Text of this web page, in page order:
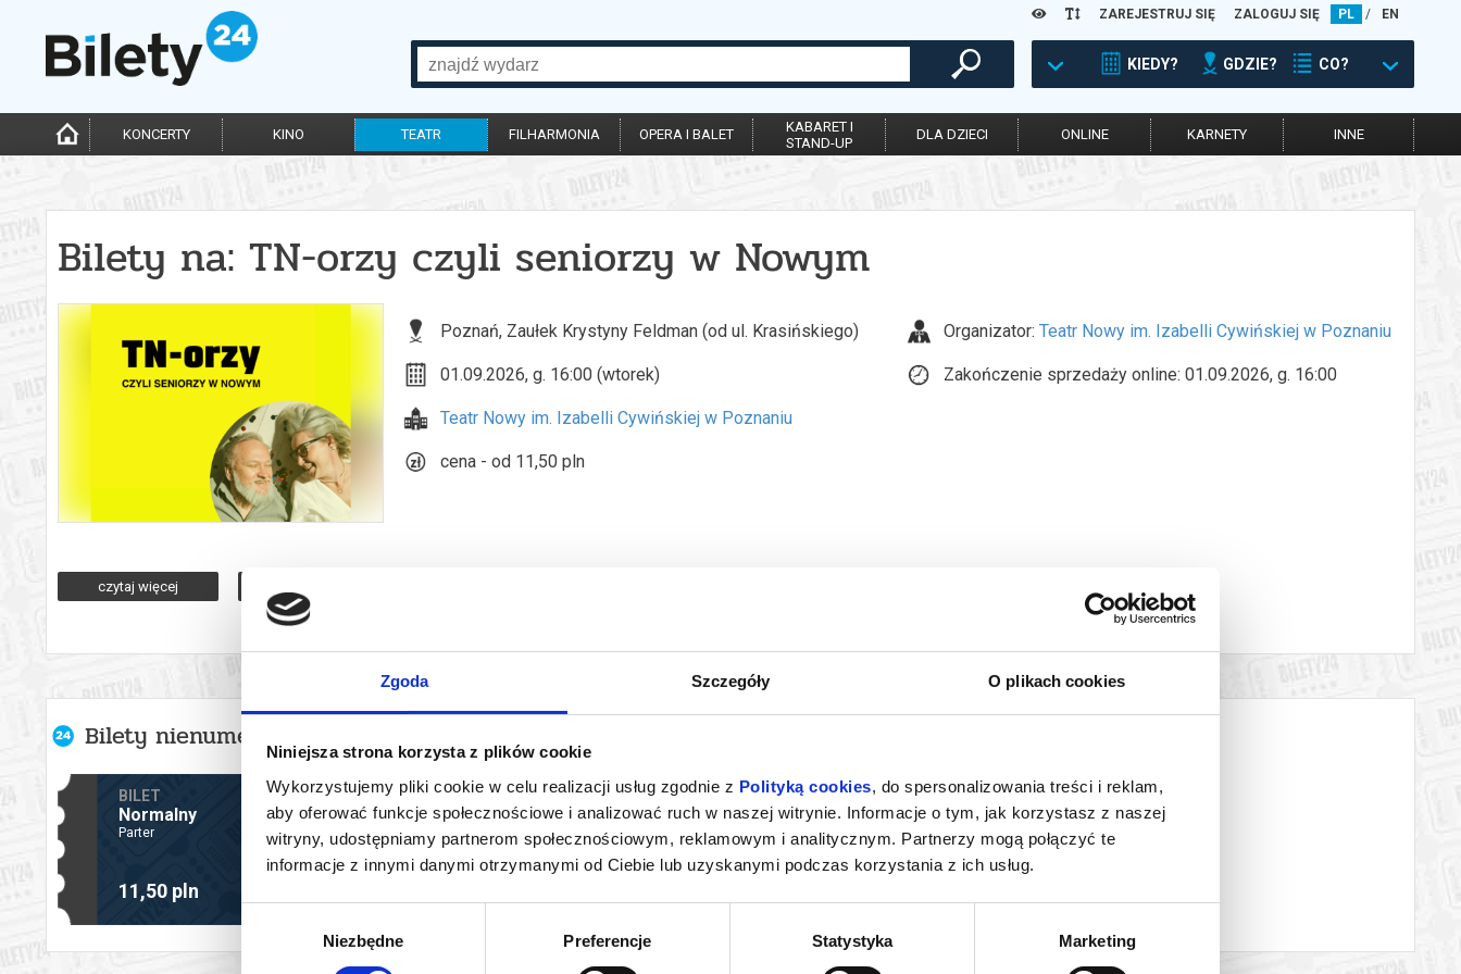
Zgoda Szczegóły O plikach cookies
Niniejsza strona korzysta z plików cookie
Wykorzystujemy pliki cookie w celu realizacji usług zgodnie z Polityką cookies, do spersonalizowania treści i reklam,
aby oferować funkcje społecznościowe i analizować ruch w naszej witrynie. Informacje o tym, jak korzystasz z naszej
witryny, udostępniamy partnerom społecznościowym, reklamowym i analitycznym. Partnerzy mogą połączyć te
informacje z innymi danymi otrzymanymi od Ciebie lub uzyskanymi podczas korzystania z ich usług.
Niezbędne Preferencje Statystyka Marketing
ZAREJESTRUJ SIĘ ZALOGUJ SIĘ PL / EN
KIEDY? GDZIE? CO?
KONCERTY KINO TEATR FILHARMONIA OPERA I BALET
KABARET I
STAND-UP
DLA DZIECI ONLINE KARNETY INNE
Bilety na: TN-orzy czyli seniorzy w Nowym
Poznań, Zaułek Krystyny Feldman (od ul. Krasińskiego)
01.09.2026, g. 16:00 (wtorek)
Teatr Nowy im. Izabelli Cywińskiej w Poznaniu
cena - od 11,50 pln
Organizator: Teatr Nowy im. Izabelli Cywińskiej w Poznaniu
Zakończenie sprzedaży online: 01.09.2026, g. 16:00
dyskusję uczestników. Ich tematyka ma koncentrować się na rzeczach niezbędnych w teatrze oraz na analizie obecności i ról kluczowych przedmiotów pojawiających się w wybranych tekstach
kultury. Zajęcia poprowadzi Michał Pabian – dramaturg, scenarzysta i kurator literacki.
Bezpieczne zakupy w Bilety24. W przypadku odwołania wydarzenia, gwarantujemy automatyczny zwrot środków potwierdzony komunikatem wysyłanym na adres e-mail, podany podczas zakupu.
czytaj więcej
Bilety nienumerowane
BILET
Normalny
Parter
DOSTĘPNE: 9 szt.
11,50 pln